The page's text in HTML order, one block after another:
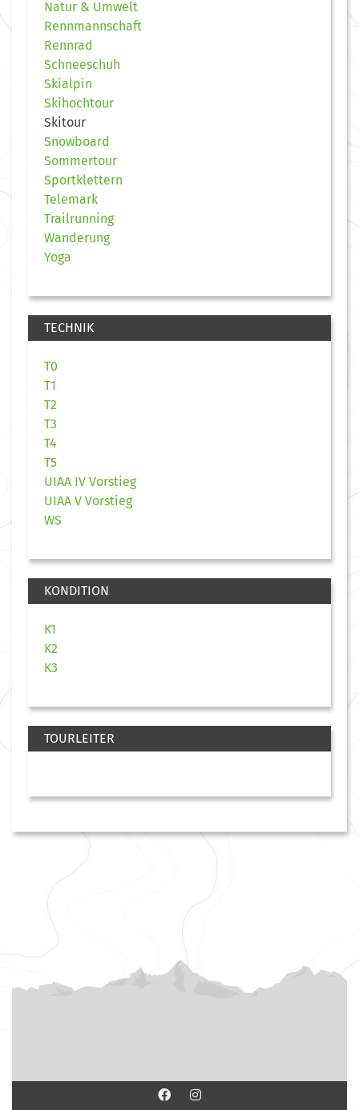
Natur & Umwelt
Rennmannschaft
Rennrad
Schneeschuh
Skialpin
Skihochtour
Skitour
Snowboard
Sommertour
Sportklettern
Telemark
Trailrunning
Wanderung
Yoga
TECHNIK
T0
T1
T2
T3
T4
T5
UIAA IV Vorstieg
UIAA V Vorstieg
WS
KONDITION
K1
K2
K3
TOURLEITER